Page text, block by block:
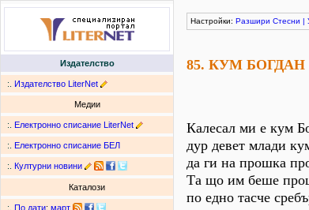
Издателство
:. Издателство LiterNet
Медии
:. Електронно списание LiterNet
:. Електронно списание БЕЛ
:. Културни новини
Каталози
:. По дати: март
Настройки: Разшири Стесни |
85. КУМ
Калесал ми е кум
дур девет млади
да ги на прошка
Та що им беше
по едно тасче